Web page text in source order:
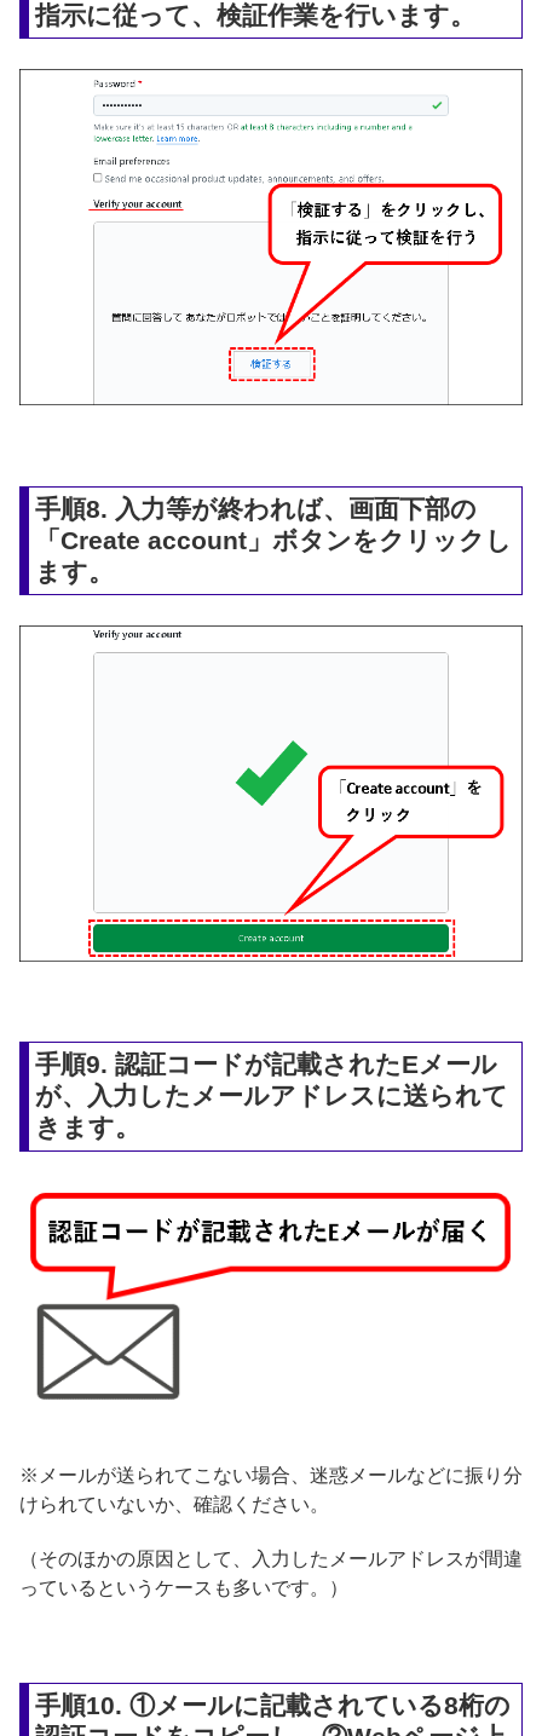
指示に従って、検証作業を行います。
手順8. 入力等が終われば、画面下部の
「Create account」ボタンをクリックし
ます。
手順9. 認証コードが記載されたEメール
が、入力したメールアドレスに送られて
きます。
※メールが送られてこない場合、迷惑メールなどに振り分
けられていないか、確認ください。
（そのほかの原因として、入力したメールアドレスが間違
っているというケースも多いです。）
手順10. ①メールに記載されている8桁の